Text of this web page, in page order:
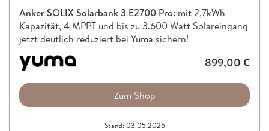
Anker SOLIX Solarbank 3 E2700 Pro: mit 2,7kWh
Kapazität, 4 MPPT und bis zu 3.600 Watt Solareingang
jetzt deutlich reduziert bei Yuma sichern!
899,00 €
Zum Shop
Stand: 03.05.2026